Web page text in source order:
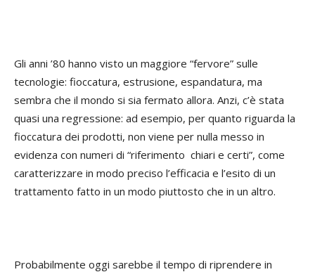
Gli anni ’80 hanno visto un maggiore “fervore” sulle
tecnologie: fioccatura, estrusione, espandatura, ma
sembra che il mondo si sia fermato allora. Anzi, c’è stata
quasi una regressione: ad esempio, per quanto riguarda la
fioccatura dei prodotti, non viene per nulla messo in
evidenza con numeri di “riferimento chiari e certi”, come
caratterizzare in modo preciso l’efficacia e l’esito di un
trattamento fatto in un modo piuttosto che in un altro.
Probabilmente oggi sarebbe il tempo di riprendere in